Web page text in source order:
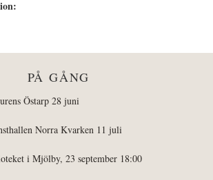
PÅ GÅNG
Östarp 28 juni
Norra Kvarken 11 juli
i Mjölby, 23 september 18:00